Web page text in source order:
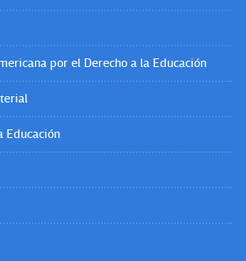
por el Derecho a la Educación
Educación